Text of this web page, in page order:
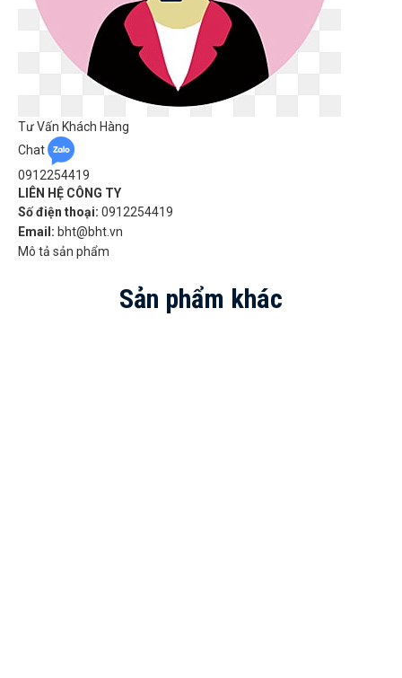
Tư Vấn Khách Hàng
Chat
0912254419
LIÊN HỆ CÔNG TY
Số điện thoại: 0912254419
Email: bht@bht.vn
Mô tả sản phẩm
Sản phẩm khác